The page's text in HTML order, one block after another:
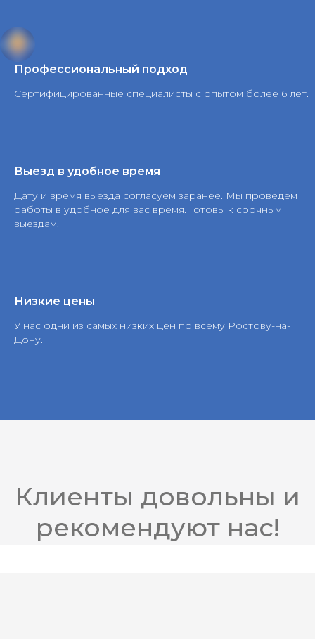
Профессиональный подход
Сертифицированные специалисты с опытом более 6 лет.
Выезд в удобное время
Дату и время выезда согласуем заранее. Мы проведем
работы в удобное для вас время. Готовы к срочным
выездам.
Низкие цены
У нас одни из самых низких цен по всему Ростову-на-
Дону.
Клиенты довольны и
рекомендуют нас!